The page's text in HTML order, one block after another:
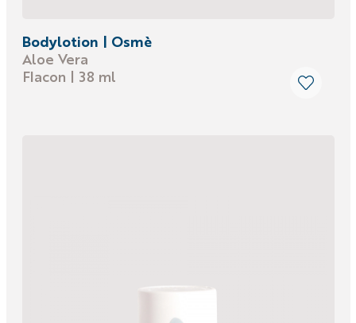
Bodylotion | Osmè
Aloe Vera
Flacon | 38 ml